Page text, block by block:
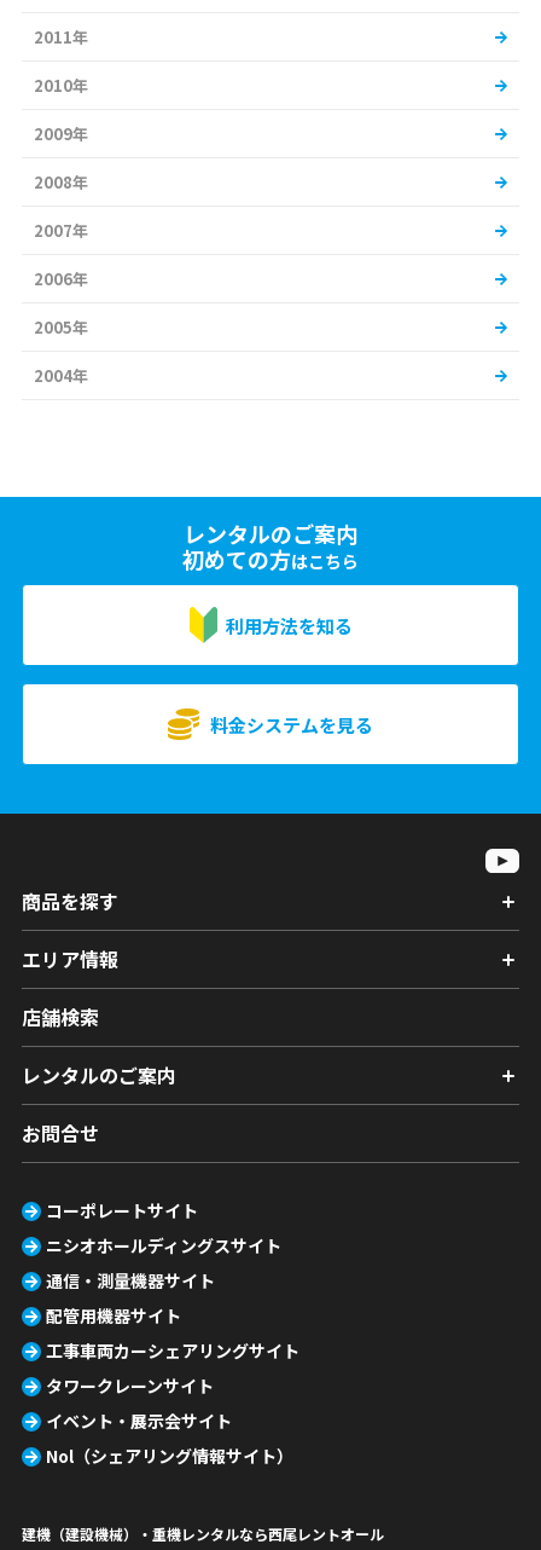
2011年
2010年
2009年
2008年
2007年
2006年
2005年
2004年
レンタルのご案内
初めての方はこちら
利用方法を知る
料金システムを見る
商品を探す
エリア情報
店舗検索
レンタルのご案内
お問合せ
コーポレートサイト
ニシオホールディングスサイト
通信・測量機器サイト
配管用機器サイト
工事車両カーシェアリングサイト
タワークレーンサイト
イベント・展示会サイト
Nol（シェアリング情報サイト）
建機（建設機械）・重機レンタルなら西尾レントオール